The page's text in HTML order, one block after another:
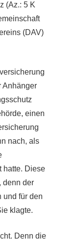
(Az.: 5 K
(DAV)
Anhänger
einen
nach, als
hatte. Diese
denn der
und für den
klagte.
Denn die